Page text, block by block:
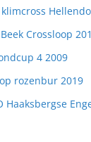
klimcross
Crossloop
4 2009
rozenbur 2019
Haaksbergse